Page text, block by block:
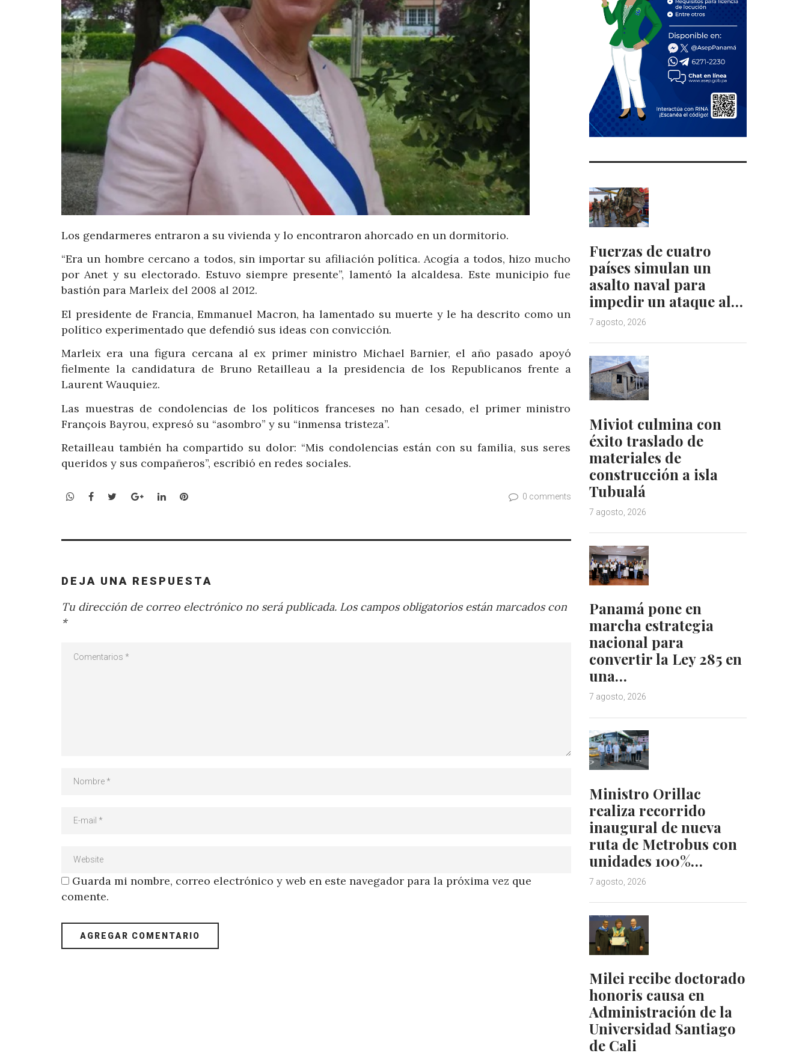
Los gendarmeres entraron a su vivienda y lo encontraron ahorcado en un dormitorio.
“Era un hombre cercano a todos, sin importar su afiliación política. Acogía a todos, hizo mucho
por Anet y su electorado. Estuvo siempre presente”, lamentó la alcaldesa. Este municipio fue
bastión para Marleix del 2008 al 2012.
El presidente de Francia, Emmanuel Macron, ha lamentado su muerte y le ha descrito como un
político experimentado que defendió sus ideas con convicción.
Marleix era una figura cercana al ex primer ministro Michael Barnier, el año pasado apoyó
fielmente la candidatura de Bruno Retailleau a la presidencia de los Republicanos frente a
Laurent Wauquiez.
Las muestras de condolencias de los políticos franceses no han cesado, el primer ministro
François Bayrou, expresó su “asombro” y su “inmensa tristeza”.
Retailleau también ha compartido su dolor: “Mis condolencias están con su familia, sus seres
queridos y sus compañeros”, escribió en redes sociales.
WhatsApp
Facebook
TwitterGoogle+LinkedInPinterest 0 comments
DEJA UNA RESPUESTA
Tu dirección de correo electrónico no será publicada. Los campos obligatorios están marcados con
*
Guarda mi nombre, correo electrónico y web en este navegador para la próxima vez que
comente.
Fuerzas de cuatro
países simulan un
asalto naval para
impedir un ataque al…
7 agosto, 2026
Miviot culmina con
éxito traslado de
materiales de
construcción a isla
Tubualá
7 agosto, 2026
Panamá pone en
marcha estrategia
nacional para
convertir la Ley 285 en
una…
7 agosto, 2026
Ministro Orillac
realiza recorrido
inaugural de nueva
ruta de Metrobus con
unidades 100%…
7 agosto, 2026
Milei recibe doctorado
honoris causa en
Administración de la
Universidad Santiago
de Cali